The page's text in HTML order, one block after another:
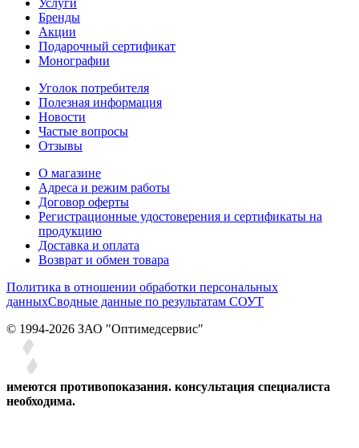
Бренды
Акции
Подарочный сертификат
Монографии
Уголок потребителя
Полезная информация
Новости
Частые вопросы
Отзывы
О магазине
Адреса и режим работы
Договор оферты
Регистрационные удостоверения и сертификаты на
продукцию
Доставка и оплата
Возврат и обмен товара
Политика в отношении обработки персональных
данныхСводные данные по результатам СОУТ
© 1994-2026 ЗАО ″Оптимедсервис″
имеются противопоказания. консультация специалиста
необходима.